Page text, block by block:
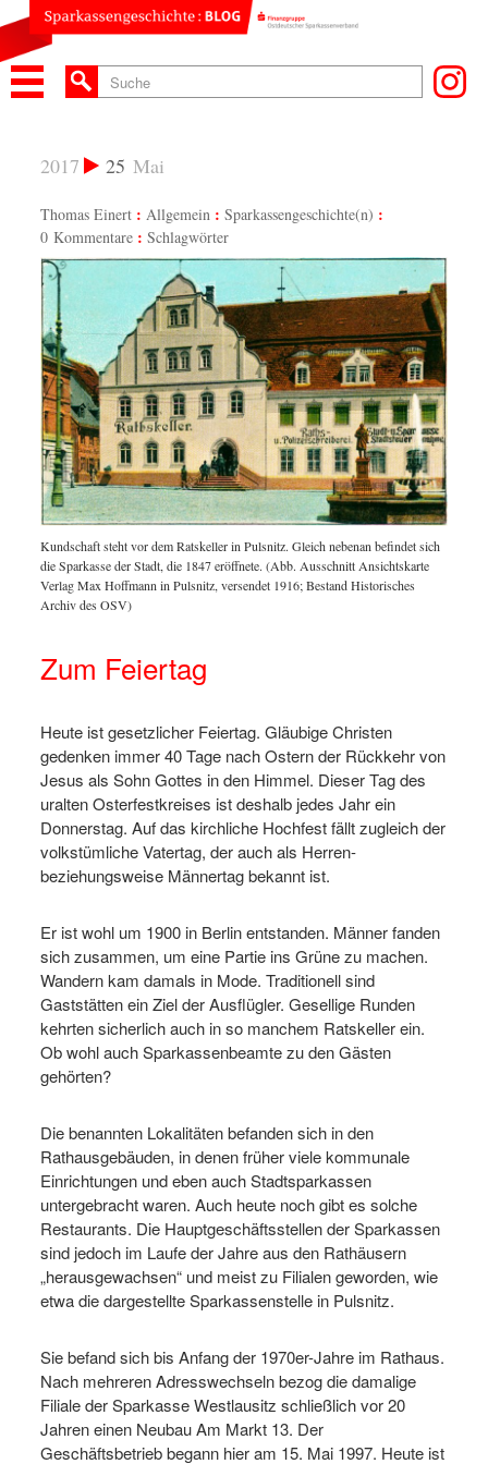
25 Mai
2017
Thomas Einert Allgemein
Sparkassengeschichte(n)
0 Kommentare
Schlagwörter
Kundschaft steht vor dem Ratskeller in Pulsnitz. Gleich nebenan befindet sich
die Sparkasse der Stadt, die 1847 eröffnete. (Abb. Ausschnitt Ansichtskarte
Verlag Max Hoffmann in Pulsnitz, versendet 1916; Bestand Historisches
Archiv des OSV)
Zum Feiertag
Heute ist gesetzlicher Feiertag. Gläubige Christen
gedenken immer 40 Tage nach Ostern der Rückkehr von
Jesus als Sohn Gottes in den Himmel. Dieser Tag des
uralten Osterfestkreises ist deshalb jedes Jahr ein
Donnerstag. Auf das kirchliche Hochfest fällt zugleich der
volkstümliche Vatertag, der auch als Herren-
beziehungsweise Männertag bekannt ist.
Er ist wohl um 1900 in Berlin entstanden. Männer fanden
sich zusammen, um eine Partie ins Grüne zu machen.
Wandern kam damals in Mode. Traditionell sind
Gaststätten ein Ziel der Ausflügler. Gesellige Runden
kehrten sicherlich auch in so manchem Ratskeller ein.
Ob wohl auch Sparkassenbeamte zu den Gästen
gehörten?
Die benannten Lokalitäten befanden sich in den
Rathausgebäuden, in denen früher viele kommunale
Einrichtungen und eben auch Stadtsparkassen
untergebracht waren. Auch heute noch gibt es solche
Restaurants. Die Hauptgeschäftsstellen der Sparkassen
sind jedoch im Laufe der Jahre aus den Rathäusern
„herausgewachsen“ und meist zu Filialen geworden, wie
etwa die dargestellte Sparkassenstelle in Pulsnitz.
Sie befand sich bis Anfang der 1970er-Jahre im Rathaus.
Nach mehreren Adresswechseln bezog die damalige
Filiale der Sparkasse Westlausitz schließlich vor 20
Jahren einen Neubau Am Markt 13. Der
Geschäftsbetrieb begann hier am 15. Mai 1997. Heute ist